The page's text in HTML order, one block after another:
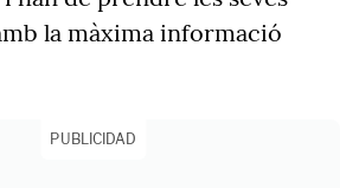
la màxima informació
PUBLICIDAD